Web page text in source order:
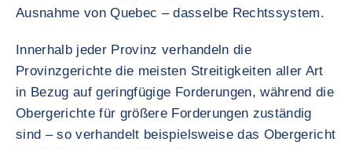
Ausnahme von Quebec – dasselbe Rechtssystem.
Innerhalb jeder Provinz verhandeln die
Provinzgerichte die meisten Streitigkeiten aller Art
in Bezug auf geringfügige Forderungen, während die
Obergerichte für größere Forderungen zuständig
sind – so verhandelt beispielsweise das Obergericht